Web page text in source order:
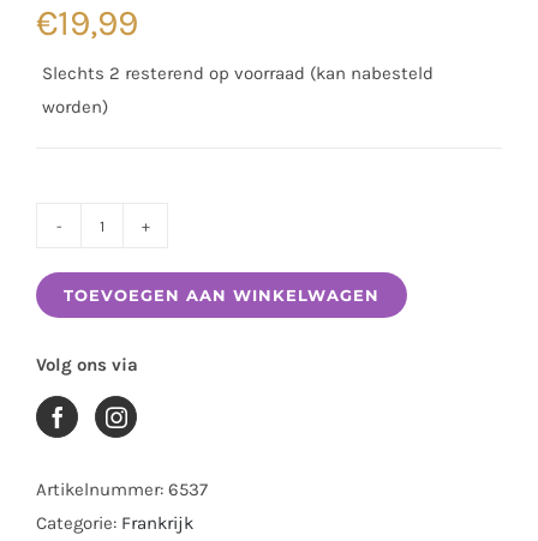
€19,99
Slechts 2 resterend op voorraad (kan nabesteld
worden)
PEACH
0.70
aantal
TOEVOEGEN AAN WINKELWAGEN
Volg ons via
Artikelnummer: 6537
Categorie: Frankrijk